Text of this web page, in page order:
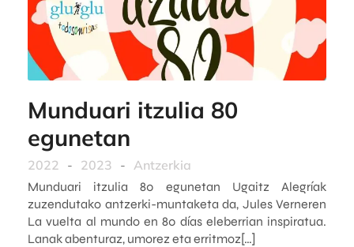
Munduari itzulia 80
egunetan
2022 - 2023 - Antzerkia
Munduari itzulia 80 egunetan Ugaitz Alegríak
zuzendutako antzerki-muntaketa da, Jules Verneren
La vuelta al mundo en 80 días eleberrian inspiratua.
Lanak abenturaz, umorez eta erritmoz[…]